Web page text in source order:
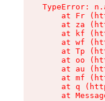
TypeError:
at Fr
at za
at kf
at wf
at Tp
at oo
at au
at mf
at q
at